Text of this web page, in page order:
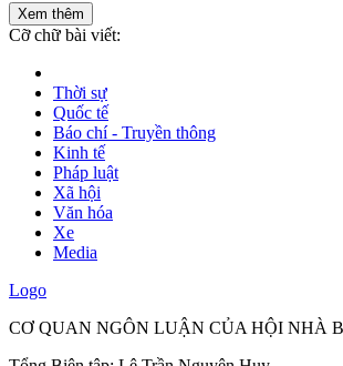
Xem thêm
Cỡ chữ bài viết:
Thời sự
Quốc tế
Báo chí - Truyền thông
Kinh tế
Pháp luật
Xã hội
Văn hóa
Xe
Media
Logo
CƠ QUAN NGÔN LUẬN CỦA HỘI NHÀ